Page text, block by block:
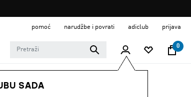
pomoć narudžbe i povrati adiclub prijava
0
SADA
Odjeća